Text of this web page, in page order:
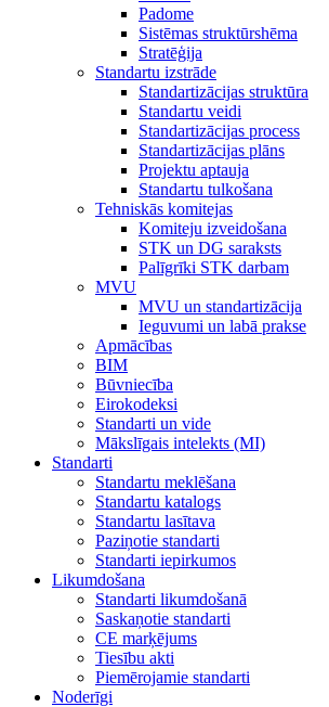
Padome
Sistēmas struktūrshēma
Stratēģija
Standartu izstrāde
Standartizācijas struktūra
Standartu veidi
Standartizācijas process
Standartizācijas plāns
Projektu aptauja
Standartu tulkošana
Tehniskās komitejas
Komiteju izveidošana
STK un DG saraksts
Palīgrīki STK darbam
MVU
MVU un standartizācija
Ieguvumi un labā prakse
Apmācības
BIM
Būvniecība
Eirokodeksi
Standarti un vide
Mākslīgais intelekts (MI)
Standarti
Standartu meklēšana
Standartu katalogs
Standartu lasītava
Paziņotie standarti
Standarti iepirkumos
Likumdošana
Standarti likumdošanā
Saskaņotie standarti
CE marķējums
Tiesību akti
Piemērojamie standarti
Noderīgi